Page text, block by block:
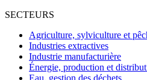
SECTEURS
Agriculture, sylviculture et
Industries extractives
Industrie manufacturière
Énergie, production et
Eau, gestion des déchets